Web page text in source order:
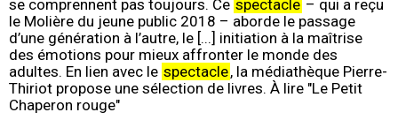
se comprennent pas toujours. Ce spectacle – qui a reçu
le Molière du jeune public 2018 – aborde le passage
d’une génération à l’autre, le [...] initiation à la maîtrise
des émotions pour mieux affronter le monde des
adultes. En lien avec le spectacle, la médiathèque Pierre-
Thiriot propose une sélection de livres. À lire "Le Petit
Chaperon rouge"